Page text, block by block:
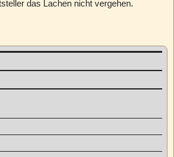
das Lachen nicht vergehen.